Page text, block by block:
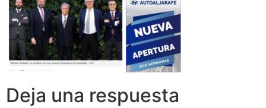
Deja una respuesta